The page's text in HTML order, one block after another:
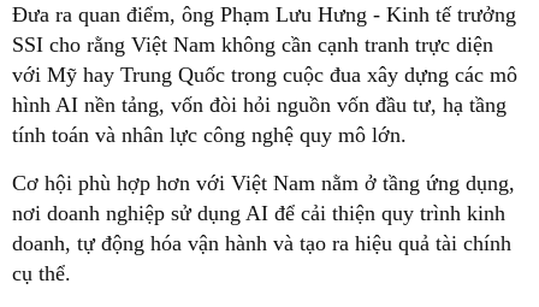
Đưa ra quan điểm, ông Phạm Lưu Hưng - Kinh tế trưởng
SSI cho rằng Việt Nam không cần cạnh tranh trực diện
với Mỹ hay Trung Quốc trong cuộc đua xây dựng các mô
hình AI nền tảng, vốn đòi hỏi nguồn vốn đầu tư, hạ tầng
tính toán và nhân lực công nghệ quy mô lớn.
Cơ hội phù hợp hơn với Việt Nam nằm ở tầng ứng dụng,
nơi doanh nghiệp sử dụng AI để cải thiện quy trình kinh
doanh, tự động hóa vận hành và tạo ra hiệu quả tài chính
cụ thể.